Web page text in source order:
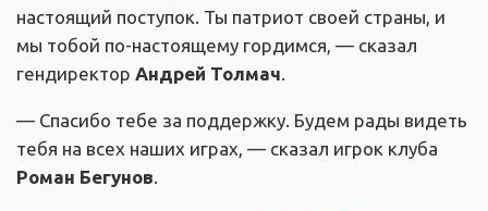
настоящий поступок. Ты патриот своей страны, и
мы тобой по-настоящему гордимся, — сказал
гендиректор Андрей Толмач.
— Спасибо тебе за поддержку. Будем рады видеть
тебя на всех наших играх, — сказал игрок клуба
Роман Бегунов.